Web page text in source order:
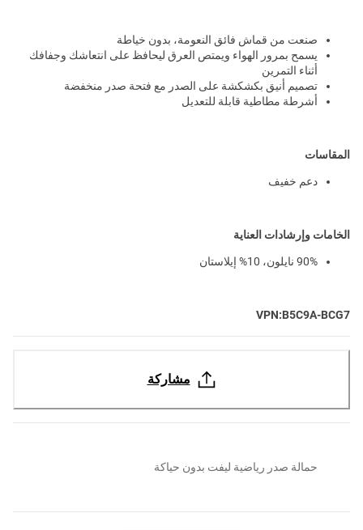
صنعت من قماش فائق النعومة، بدون خياطة
يسمح بمرور الهواء ويمتص العرق ليحافظ على انتعاشك وجفافك
أثناء التمرين
تصميم أنيق بكشكشة على الصدر مع فتحة صدر منخفضة
أشرطة مطاطية قابلة للتعديل
المقاسات
دعم خفيف
الخامات وإرشادات العناية
90% نايلون، 10% إيلاستان
VPN:B5C9A-BCG7
مشاركة
حمالة صدر رياضية ليفت بدون حياكة